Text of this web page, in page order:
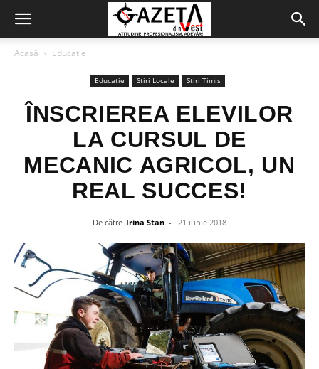
Acasă Educatie
Educatie Stiri Locale Stiri Timis
ÎNSCRIEREA ELEVILOR
LA CURSUL DE
MECANIC AGRICOL, UN
REAL SUCCES!
De către Irina Stan - 21 iunie 2018